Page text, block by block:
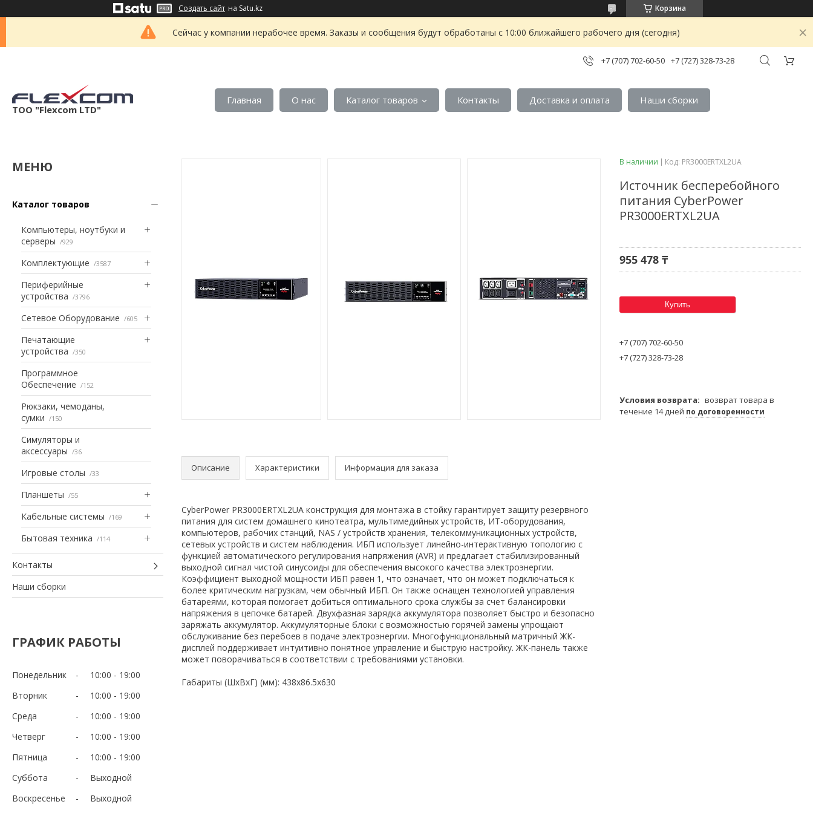
Создать сайт на Satu.kz Корзина
Сейчас у компании нерабочее время. Заказы и сообщения будут обработаны с 10:00 ближайшего рабочего дня (сегодня)
+7 (707) 702-60-50 +7 (727) 328-73-28
ТОО "Flexcom LTD"
Главная О нас Каталог товаров Контакты Доставка и оплата Наши сборки
Каталог товаров
Компьютеры, ноутбуки и
серверы
929
Комплектующие 3587
Периферийные
устройства
3796
Сетевое Оборудование 605
Печатающие
устройства
350
Программное
Обеспечение
152
Рюкзаки, чемоданы,
сумки
150
Симуляторы и
аксессуары
36
Игровые столы 33
Планшеты 55
Кабельные системы 169
Бытовая техника 114
Контакты
Наши сборки
ГРАФИК РАБОТЫ
Понедельник 10:00
19:00
Вторник
10:00
19:00
Среда
10:00
19:00
Четверг
10:00
19:00
Пятница
10:00
19:00
Суббота
Выходной
Воскресенье
Выходной
Описание Характеристики Информация для заказа
CyberPower PR3000ERTXL2UA конструкция для монтажа в стойку гарантирует защиту резервного
питания для систем домашнего кинотеатра, мультимедийных устройств, ИТ-оборудования,
компьютеров, рабочих станций, NAS / устройств хранения, телекоммуникационных устройств,
сетевых устройств и систем наблюдения. ИБП использует линейно-интерактивную топологию с
функцией автоматического регулирования напряжения (AVR) и предлагает стабилизированный
выходной сигнал чистой синусоиды для обеспечения высокого качества электроэнергии.
Коэффициент выходной мощности ИБП равен 1, что означает, что он может подключаться к
более критическим нагрузкам, чем обычный ИБП. Он также оснащен технологией управления
батареями, которая помогает добиться оптимального срока службы за счет балансировки
напряжения в цепочке батарей. Двухфазная зарядка аккумулятора позволяет быстро и безопасно
заряжать аккумулятор. Аккумуляторные блоки с возможностью горячей замены упрощают
обслуживание без перебоев в подаче электроэнергии. Многофункциональный матричный ЖК-
дисплей поддерживает интуитивно понятное управление и быструю настройку. ЖК-панель также
может поворачиваться в соответствии с требованиями установки.
Габариты (ШхВхГ) (мм): 438х86.5х630
В наличии Код: PR3000ERTXL2UA
Источник бесперебойного
питания CyberPower
PR3000ERTXL2UA
955 478 ₸
Купить
+7 (707) 702-60-50
+7 (727) 328-73-28
возврат товара в
течение 14 дней по договоренности